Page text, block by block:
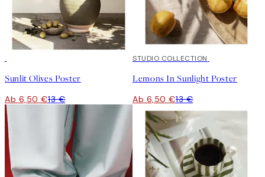
Sunlit Olives Poster
Ab 6,50 €13 €
50%*
STUDIO COLLECTION
Lemons In Sunlight Poster
Ab 6,50 €13 €